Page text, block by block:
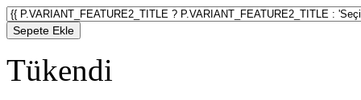
Sepete Ekle
Tükendi